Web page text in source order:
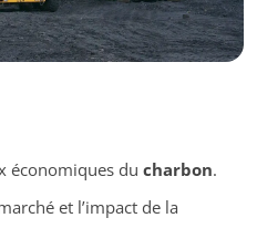
économiques du charbon.
et l’impact de la